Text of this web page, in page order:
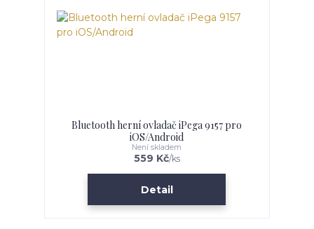
Bluetooth herní ovladač iPega 9157 pro
iOS/Android
559 Kč/ks
Není skladem
Detail